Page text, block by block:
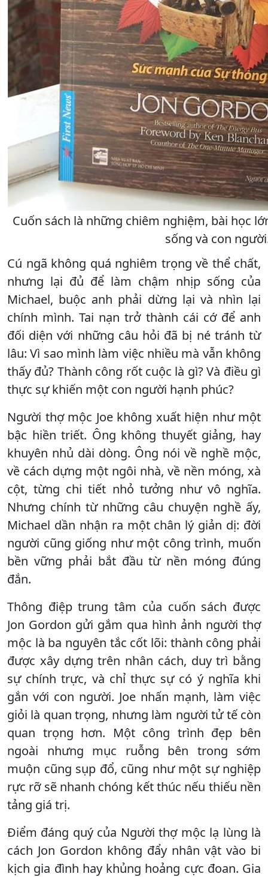
Cuốn sách là những chiêm nghiệm, bài học
sống và con
Cú ngã không quá nghiêm trọng về thể chất,
nhưng lại đủ để làm chậm nhịp sống của
Michael, buộc anh phải dừng lại và nhìn lại
chính mình. Tai nạn trở thành cái cớ để anh
đối diện với những câu hỏi đã bị né tránh từ
lâu: Vì sao mình làm việc nhiều mà vẫn không
thấy đủ? Thành công rốt cuộc là gì? Và điều gì
thực sự khiến một con người hạnh phúc?
Người thợ mộc Joe không xuất hiện như một
bậc hiền triết. Ông không thuyết giảng, hay
khuyên nhủ dài dòng. Ông nói về nghề mộc,
về cách dựng một ngôi nhà, về nền móng, xà
cột, từng chi tiết nhỏ tưởng như vô nghĩa.
Nhưng chính từ những câu chuyện nghề ấy,
Michael dần nhận ra một chân lý giản dị: đời
người cũng giống như một công trình, muốn
bền vững phải bắt đầu từ nền móng đúng
đắn.
Thông điệp trung tâm của cuốn sách được
Jon Gordon gửi gắm qua hình ảnh người thợ
mộc là ba nguyên tắc cốt lõi: thành công phải
được xây dựng trên nhân cách, duy trì bằng
sự chính trực, và chỉ thực sự có ý nghĩa khi
gắn với con người. Joe nhấn mạnh, làm việc
giỏi là quan trọng, nhưng làm người tử tế còn
quan trọng hơn. Một công trình đẹp bên
ngoài nhưng mục ruỗng bên trong sớm
muộn cũng sụp đổ, cũng như một sự nghiệp
rực rỡ sẽ nhanh chóng kết thúc nếu thiếu nền
tảng giá trị.
Điểm đáng quý của Người thợ mộc lạ lùng là
cách Jon Gordon không đẩy nhân vật vào bi
kịch gia đình hay khủng hoảng cực đoan. Gia